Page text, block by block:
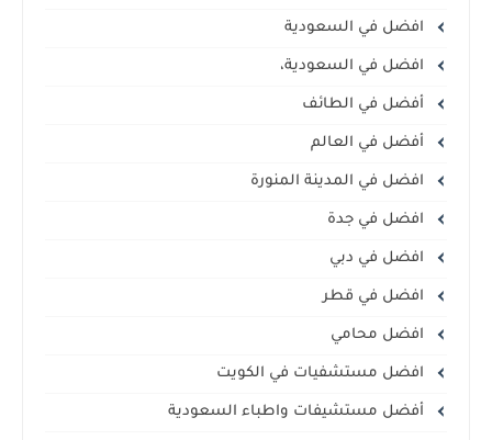
افضل في السعودية
افضل في السعودية،
أفضل في الطائف
أفضل في العالم
افضل في المدينة المنورة
افضل في جدة
افضل في دبي
افضل في قطر
افضل محامي
افضل مستشفيات في الكويت
أفضل مستشيفات واطباء السعودية